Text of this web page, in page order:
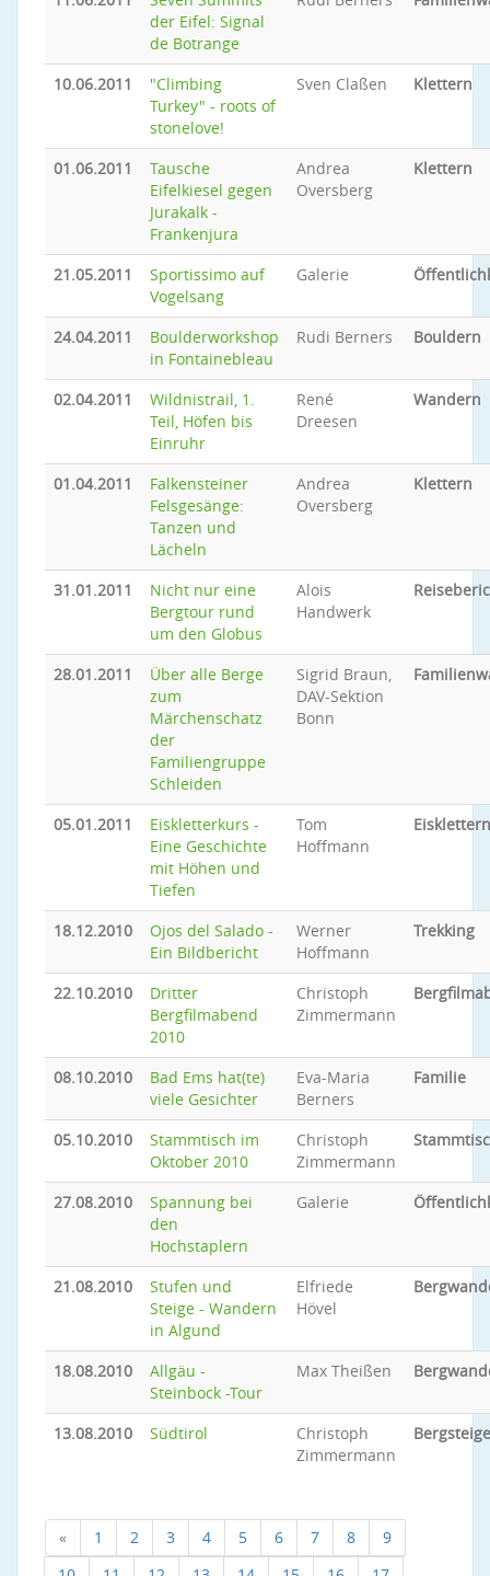
der Eifel: Signal
de Botrange
10.06.2011
"Climbing
Turkey" - roots of
stonelove!
Sven Claßen Klettern
01.06.2011
Tausche
Eifelkiesel gegen
Jurakalk -
Frankenjura
Andrea
Oversberg
Klettern
21.05.2011
Sportissimo auf
Vogelsang
Galerie
24.04.2011
Boulderworkshop
in Fontainebleau
Rudi Berners Bouldern
02.04.2011
Wildnistrail, 1.
Teil, Höfen bis
Einruhr
René
Dreesen
Wandern
01.04.2011
Falkensteiner
Felsgesänge:
Tanzen und
Lächeln
Andrea
Oversberg
Klettern
31.01.2011
Nicht nur eine
Bergtour rund
um den Globus
Alois
Handwerk
28.01.2011
Über alle Berge
zum
Märchenschatz
der
Familiengruppe
Schleiden
Sigrid Braun,
DAV-Sektion
Bonn
05.01.2011
Eiskletterkurs -
Eine Geschichte
mit Höhen und
Tiefen
Tom
Hoffmann
Eisklettern
18.12.2010
Ojos del Salado -
Ein Bildbericht
Werner
Hoffmann
Trekking
22.10.2010
Dritter
Bergfilmabend
2010
Christoph
Zimmermann
08.10.2010
Bad Ems hat(te)
viele Gesichter
Eva-Maria
Berners
Familie
05.10.2010
Stammtisch im
Oktober 2010
Christoph
Zimmermann
27.08.2010
Spannung bei
den
Hochstaplern
Galerie
21.08.2010
Stufen und
Steige - Wandern
in Algund
Elfriede
Hövel
18.08.2010
Allgäu -
Steinbock -Tour
Max Theißen
13.08.2010 Südtirol
Christoph
Zimmermann
« 1 2 3 4 5 6 7 8
9